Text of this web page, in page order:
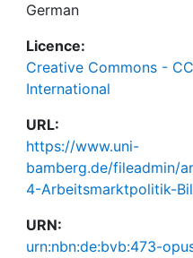
German
Licence:
Creative Commons -
International
URL:
https://www.uni-
bamberg.de/fileadmin/
4-Arbeitsmarktpolitik-
URN:
urn:nbn:de:bvb:473-